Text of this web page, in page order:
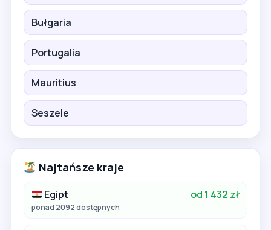
Bułgaria
Portugalia
Mauritius
Seszele
Najtańsze kraje
Egipt od 1 432 zł
ponad 2092 dostępnych